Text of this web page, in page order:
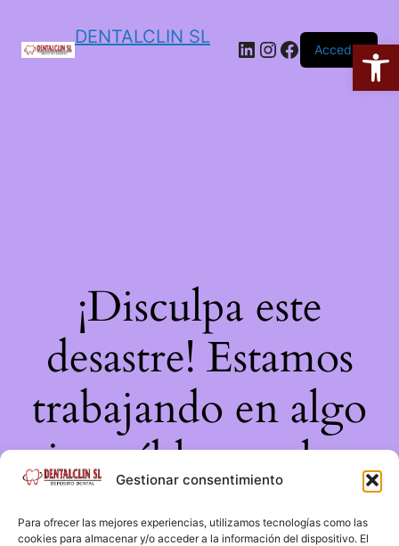
Gestionar consentimiento
Para ofrecer las mejores experiencias, utilizamos tecnologías como las
cookies para almacenar y/o acceder a la información del dispositivo. El
DENTALCLIN SL
Acceder
¡Disculpa este
desastre! Estamos
trabajando en algo
increíble, ¡vuelve
pronto!